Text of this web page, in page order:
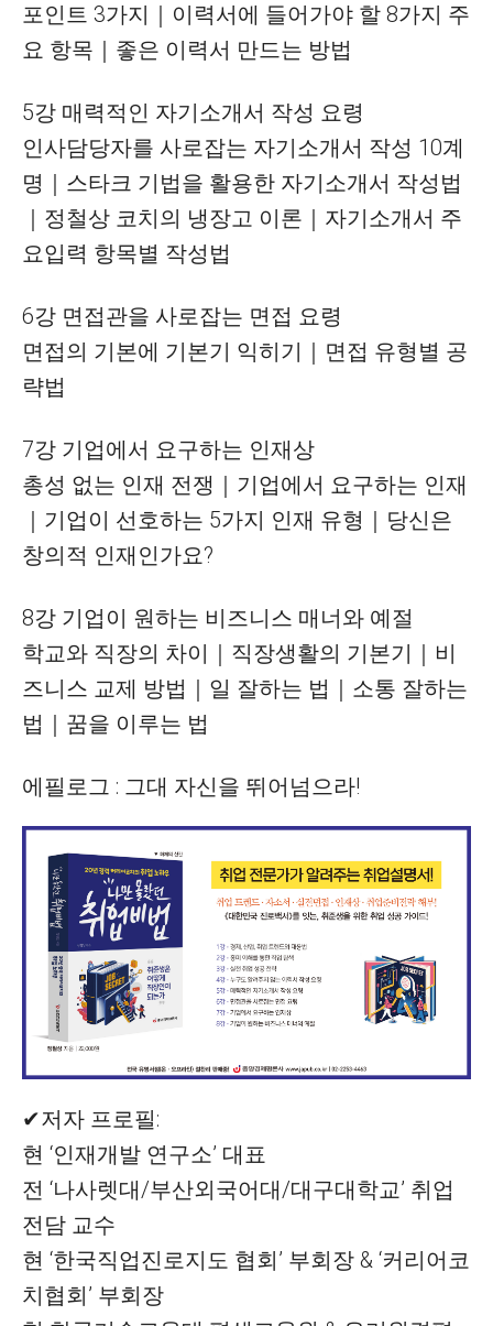
포인트 3가지｜이력서에 들어가야 할 8가지 주
요 항목｜좋은 이력서 만드는 방법
5강 매력적인 자기소개서 작성 요령
인사담당자를 사로잡는 자기소개서 작성 10계
명｜스타크 기법을 활용한 자기소개서 작성법
｜정철상 코치의 냉장고 이론｜자기소개서 주
요입력 항목별 작성법
6강 면접관을 사로잡는 면접 요령
면접의 기본에 기본기 익히기｜면접 유형별 공
략법
7강 기업에서 요구하는 인재상
총성 없는 인재 전쟁｜기업에서 요구하는 인재
｜기업이 선호하는 5가지 인재 유형｜당신은
창의적 인재인가요?
8강 기업이 원하는 비즈니스 매너와 예절
학교와 직장의 차이｜직장생활의 기본기｜비
즈니스 교제 방법｜일 잘하는 법｜소통 잘하는
법｜꿈을 이루는 법
에필로그 : 그대 자신을 뛰어넘으라!
✔저자 프로필:
현 ‘인재개발 연구소’ 대표
전 ‘나사렛대/부산외국어대/대구대학교’ 취업
전담 교수
현 ‘한국직업진로지도 협회’ 부회장 & ‘커리어코
치협회’ 부회장